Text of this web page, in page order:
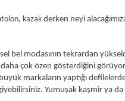
, kazak derken neyi
bel modasının tekrardan
çok özen gösterdiğini
markaların yaptığı
Yumuşak kaşmir ya da